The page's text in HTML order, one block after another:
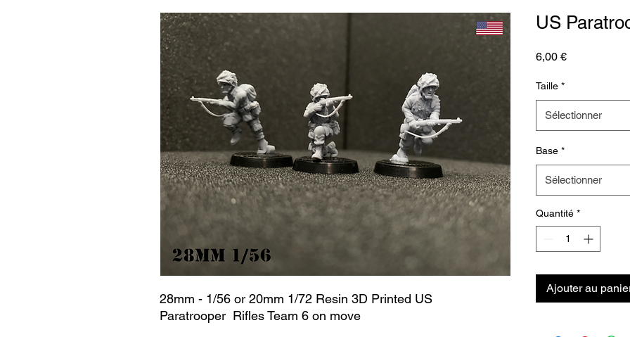
28mm - 1/56 or 20mm 1/72 Resin 3D Printed US
Paratrooper Rifles Team 6 on move
US
6,00 €Prix
Taille *
Sélectionner
Base *
Sélectionner
Quantité *
Ajouter au